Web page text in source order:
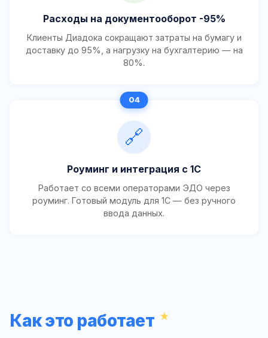
Расходы на документооборот -95%
Клиенты Диадока сокращают затраты на бумагу и
доставку до 95%, а нагрузку на бухгалтерию — на
80%.
🔗
Роуминг и интеграция с 1С
Работает со всеми операторами ЭДО через
роуминг. Готовый модуль для 1С — без ручного
ввода данных.
Как это работает